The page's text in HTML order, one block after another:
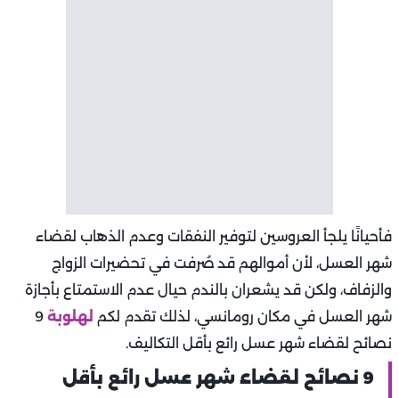
فأحيانًا يلجأ العروسين لتوفير النفقات وعدم الذهاب لقضاء
شهر العسل، لأن أموالهم قد صُرفت في تحضيرات الزواج
والزفاف، ولكن قد يشعران بالندم حيال عدم الاستمتاع بأجازة
شهر العسل في مكان رومانسي، لذلك تقدم لكم لهلوبة 9
نصائح لقضاء شهر عسل رائع بأقل التكاليف.
9 نصائح لقضاء شهر عسل رائع بأقل